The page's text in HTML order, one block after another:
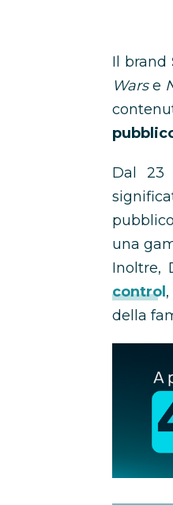
Il brand
Warse
Dal 23
una
Inoltre,
control
della
Disney+